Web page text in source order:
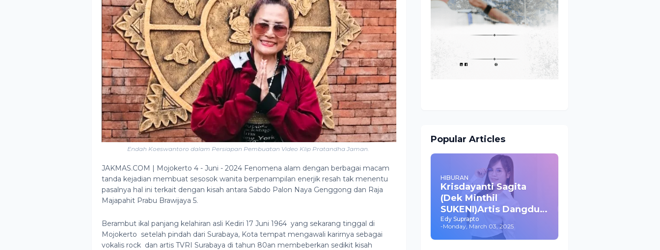
Endah Koeswantoro dalam Persiapan Pembuatan Video Klip Pratandha Jaman.
JAKMAS.COM | Mojokerto 4 - Juni - 2024 Fenomena alam dengan berbagai macam
tanda kejadian membuat sesosok wanita berpenampilan enerjik resah tak menentu
pasalnya hal ini terkait dengan kisah antara Sabdo Palon Naya Genggong dan Raja
Majapahit Prabu Brawijaya 5.
Berambut ikal panjang kelahiran asli Kediri 17 Juni 1964 yang sekarang tinggal di
Mojokerto setelah pindah dari Surabaya, Kota tempat mengawali karirnya sebagai
vokalis rock dan artis TVRI Surabaya di tahun 80an membeberkan sedikit kisah
Popular Articles
HIBURAN
Krisdayanti Sagita
(Dek Minthil
SUKENI)Artis Dangdut
Yang Mulai Naik Daun
,Merambah Bisnis dan
Akting
Edy Suprapto
-Monday, March 03, 2025